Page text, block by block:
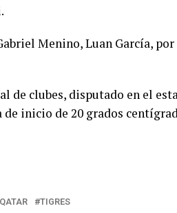
Menino, Luan García,
clubes, disputado en el
inicio de 20 grados
QATAR TIGRES